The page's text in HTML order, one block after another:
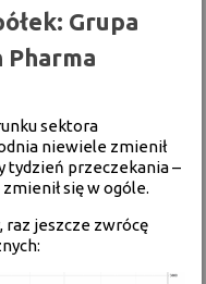
Grupa
Pharma
sektora
niewiele zmienił
tydzień przeczekania –
się w ogóle.
raz jeszcze zwrócę